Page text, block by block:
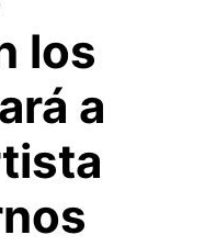
los
a